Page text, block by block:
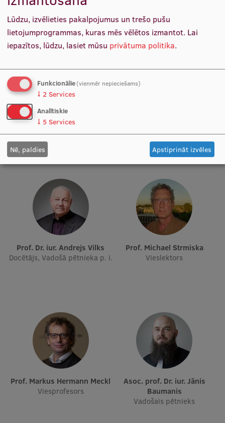
Pētniecības datu pārvaldība
RSU zinātnes portāls
Zinātnes ietekme
Doktorantūras skola
Pētniecības pakalpojumi
Pētniecības projekti
Zinātnieku brokastis
Zinātniskās konferences
Inovāciju centrs
Starptautiskie sadarbības partneri
EURAXESS RSU kontaktpunkts
EATRIS koordinators Latvijā
Prof. Dr. sc. inf. Sergejs Kruks
Docētājs
Prof. Dr. iur. Andrejs Vilks
Docētājs, Vadošā pētnieka p. i.
Prof. Michael Strmiska
Vieslektors
Prof. Markus Hermann Meckl
Viesprofesors
Asoc. prof. Dr. iur. Jānis
Baumanis
Vadošais pētnieks
Lūdzu, izvēlieties pakalpojumus un trešo pušu
lietojumprogrammas, kuras mēs vēlētos izmantot. Lai
iepazītos, lūdzu, lasiet mūsu privātuma politika.
Funkcionālie(vienmēr nepieciešams)
↓ 2 Services
Analītiskie
↓ 5 Services
Nē, paldies Apstiprināt izvēles